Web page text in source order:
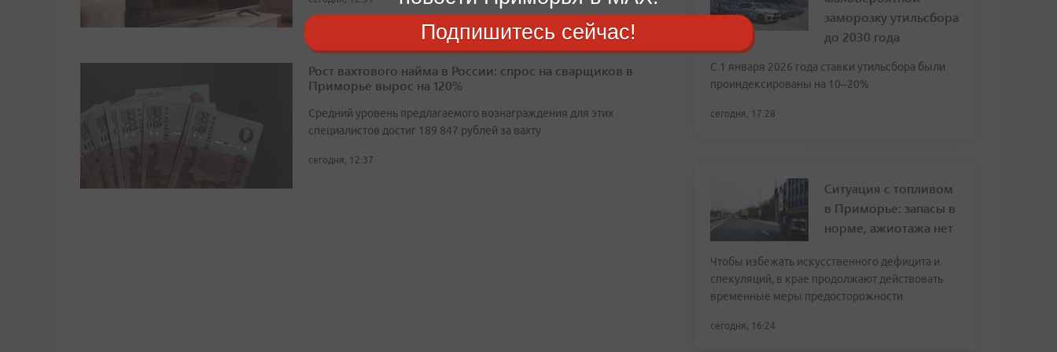
Рост вахтового найма в России: спрос на сварщиков в
Приморье вырос на 120%
Средний уровень предлагаемого вознаграждения для этих
специалистов достиг 189 847 рублей за вахту
сегодня, 12:37
заморозку утильсбора
до 2030 года
С 1 января 2026 года ставки утильсбора были
проиндексированы на 10–20%
сегодня, 17:28
Ситуация с топливом
в Приморье: запасы в
норме, ажиотажа нет
Чтобы избежать искусственного дефицита и
спекуляций, в крае продолжают действовать
временные меры предосторожности
сегодня, 16:24
Подпишитесь сейчас!